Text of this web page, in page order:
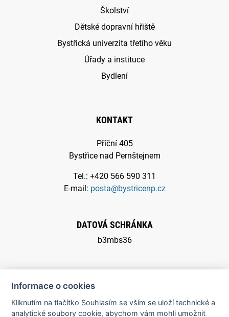
Informace o cookies
Kliknutím na tlačítko Souhlasím se vším se uloží technické a
analytické soubory cookie, abychom vám mohli umožnit
Školství
Dětské dopravní hřiště
Bystřická univerzita třetího věku
Úřady a instituce
Bydlení
KONTAKT
Příční 405
Bystřice nad Pernštejnem
Tel.: +420 566 590 311
E-mail: posta@bystricenp.cz
DATOVÁ SCHRÁNKA
b3mbs36
© 2026 Město Bystřice nad Pernštejnem - všechna práva